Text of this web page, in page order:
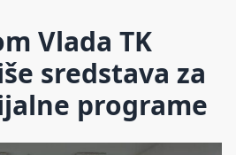
Vlada TK
sredstava za
programe